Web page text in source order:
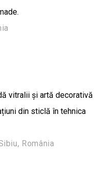
vitralii și artă decorativă
din sticlă în tehnica
România